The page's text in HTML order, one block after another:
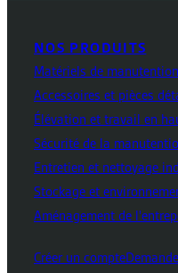
NOS PRODUITS
Matériels de manutention
Accessoires et pièces
Élévation et travail en
Sécurité de la
Entretien et nettoyage
Stockage et
Aménagement de
Créer un compte